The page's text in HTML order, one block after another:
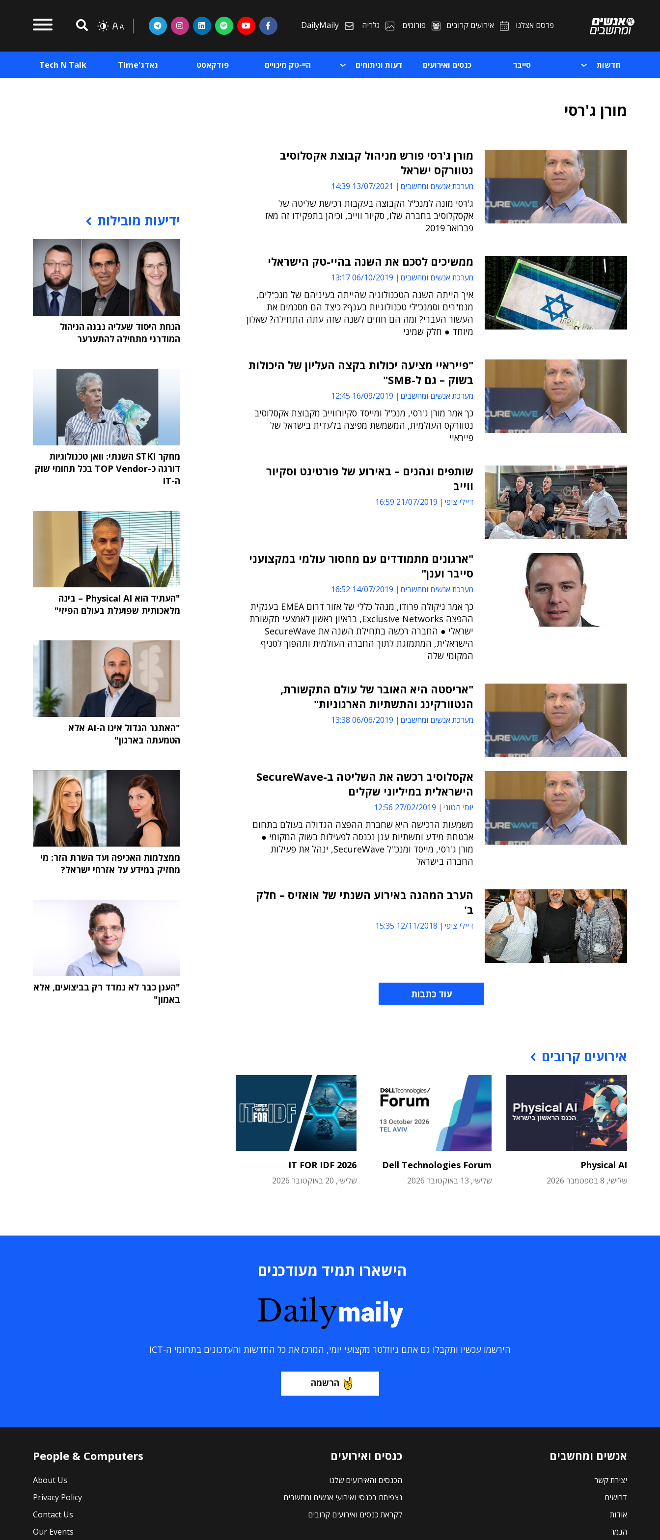
פרסם אצלנו אירועים קרובים פורומים גלריה DailyMaily
חדשות סייבר כנסים ואירועים דעות וניתוחים היי-טק מינויים פודקאסט גאדג'Time Tech N Talk
מורן ג'רסי
מורן ג'רסי פורש מניהול קבוצת אקסלוסיב
נטוורקס ישראל
מערכת אנשים ומחשבים 13/07/2021 14:39
ג'רסי מונה למנכ"ל הקבוצה בעקבות רכישת שליטה של
אקסקלוסיב בחברה שלו, סקיור ווייב, וכיהן בתפקידו זה מאז
פברואר 2019
ממשיכים לסכם את השנה בהיי-טק הישראלי
מערכת אנשים ומחשבים 06/10/2019 13:17
איך הייתה השנה הטכנולוגיה שהייתה בעיניהם של מנכ"לים,
מנמ"רים וסמנכ"לי טכנולוגיות בענף? כיצד הם מסכמים את
העשור העברי? ומה הם חוזים לשנה שזה עתה התחילה? שאלון
מיוחד ● חלק שמיני
"פייראיי מציעה יכולות בקצה העליון של היכולות
בשוק – גם ל-SMB"
מערכת אנשים ומחשבים 16/09/2019 12:45
כך אמר מורן ג'רסי, מנכ"ל ומייסד סקיורווייב מקבוצת אקסלוסיב
נטוורקס העולמית, המשמשת מפיצה בלעדית בישראל של
פייראיי
שותפים ונהנים – באירוע של פורטינט וסקיור
ווייב
דיילי ציפי 21/07/2019 16:59
"ארגונים מתמודדים עם מחסור עולמי במקצועני
סייבר וענן"
מערכת אנשים ומחשבים 14/07/2019 16:52
כך אמר ניקולה פרודו, מנהל כללי של אזור דרום EMEA בענקית
ההפצה Exclusive Networks, בראיון ראשון לאמצעי תקשורת
ישראלי ● החברה רכשה בתחילת השנה את SecureWave
הישראלית, המתמזגת לתוך החברה העולמית ותהפוך לסניף
המקומי שלה
"אריסטה היא האובר של עולם התקשורת,
הנטוורקינג והתשתיות הארגוניות"
מערכת אנשים ומחשבים 06/06/2019 13:38
אקסלוסיב רכשה את השליטה ב-SecureWave
הישראלית במיליוני שקלים
יוסי הטוני 27/02/2019 12:56
משמעות הרכישה היא שחברת ההפצה הגדולה בעולם בתחום
אבטחת מידע ותשתיות ענן נכנסה לפעילות בשוק המקומי ●
מורן ג'רסי, מייסד ומנכ''ל SecureWave, ינהל את פעילות
החברה בישראל
הערב המהנה באירוע השנתי של אואזיס – חלק
ב'
דיילי ציפי 12/11/2018 15:35
עוד כתבות
אירועים קרובים
Physical AI
שלישי, 8 בספטמבר 2026
Dell Technologies Forum
שלישי, 13 באוקטובר 2026
IT FOR IDF 2026
שלישי, 20 באוקטובר 2026
ידיעות מובילות
הנחת היסוד שעליה נבנה הניהול
המודרני מתחילה להתערער
מחקר STKI השנתי: וואן טכנולוגיות
דורגה כ-TOP Vendor בכל תחומי שוק
ה-IT
"העתיד הוא Physical AI – בינה
מלאכותית שפועלת בעולם הפיזי"
"האתגר הגדול אינו ה-AI אלא
הטמעתה בארגון"
ממצלמות האכיפה ועד השרת הזר: מי
מחזיק במידע על אזרחי ישראל?
"הענן כבר לא נמדד רק בביצועים, אלא
באמון"
הישארו תמיד מעודכנים
Dailymaily
הירשמו עכשיו ותקבלו גם אתם ניוזלטר מקצועי יומי, המרכז את כל החדשות והעדכונים בתחומי ה-ICT
הרשמה
אנשים ומחשבים
יצירת קשר
דרושים
אודות
הנמר
כנסים ואירועים
הכנסים והאירועים שלנו
נצפיתם בכנסי ואירועי אנשים ומחשבים
לקראת כנסים ואירועים קרובים
People & Computers
About Us
Privacy Policy
Contact Us
Our Events